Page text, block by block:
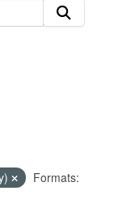
Formats: